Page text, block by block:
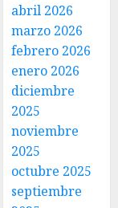
abril 2026
marzo 2026
febrero 2026
enero 2026
diciembre
2025
noviembre
2025
octubre 2025
septiembre